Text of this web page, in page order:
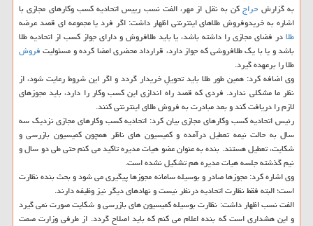
به گزارش حراجکن به نقل از مهر، الفت نسب رییس اتحادیه کسب وکارهای مجازی با
اشاره به خریدوفروش طلاهای اینترنتی اظهار داشت: اگر فرد یا مجموعه ای قصد عرضه
طلادر فضای مجازی را داشته باشد، یا باید طلافروش و دارای جواز کسب از اتحادیه طلا
باشد و یا با یک طلافروشی که جواز دارد، قرارداد محضری امضا کرده و مسئولیتفروش
طلا را برعهده گیرد.
وی اضافه کرد: همین طور طلا باید تحویلِ خریدار گردد و اگر این شروط رعایت شود، از
نظر ما مشکلی ندارد. فردی که قصد راه اندازی این کسب وکار را دارد، باید مجوزهای
لازم را دریافت کند و بعد مبادرت به فروش طلای اینترنتی کنند.
رئیس اتحادیه کسب وکارهای مجازی بیان کرد: اتحادیه کسب وکارهای مجازی نزدیک سه
سال به حالت نیمه تعطیل درآمده و کمیسیون های ناظر همچون کمیسیون بازرسی و
شکایت، تعطیل هستند. بنده به عنوان عضو هیات مدیره تاکید می کنم حتی طی دو سال و
نیم گذشته جلسه هیات مدیره هم تشکیل نشده است.
وی اشاره کرد: مجوزها صادر و بوسیله سامانه مجوزها پیگیری می شود و بحث بنده نظارت
است؛ البته فقط نظارت اتحادیه درنظر نیست و نهادهای دیگر نیز وظیفه دارند.
الفت نسب اظهار داشت: نظارت بوسیله کمیسیون های بازرسی و شکایت صورت نمی گیرد
و این هشداری است که بنده اعلام می کنم که باید اصلاح گردد. از طرفی وزارت صمت